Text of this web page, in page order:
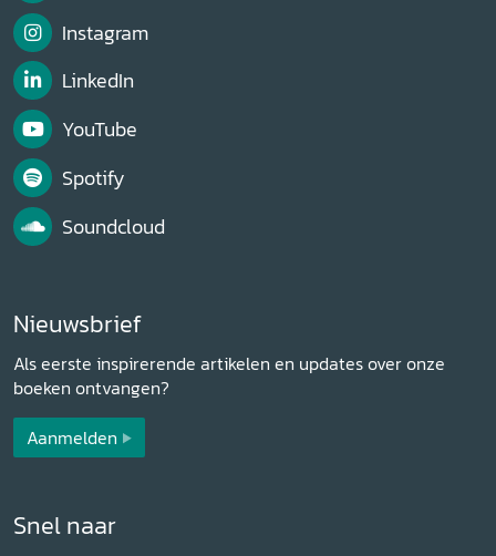
Instagram
LinkedIn
YouTube
Spotify
Soundcloud
Nieuwsbrief
Als eerste inspirerende artikelen en updates over onze
boeken ontvangen?
Aanmelden
Snel naar